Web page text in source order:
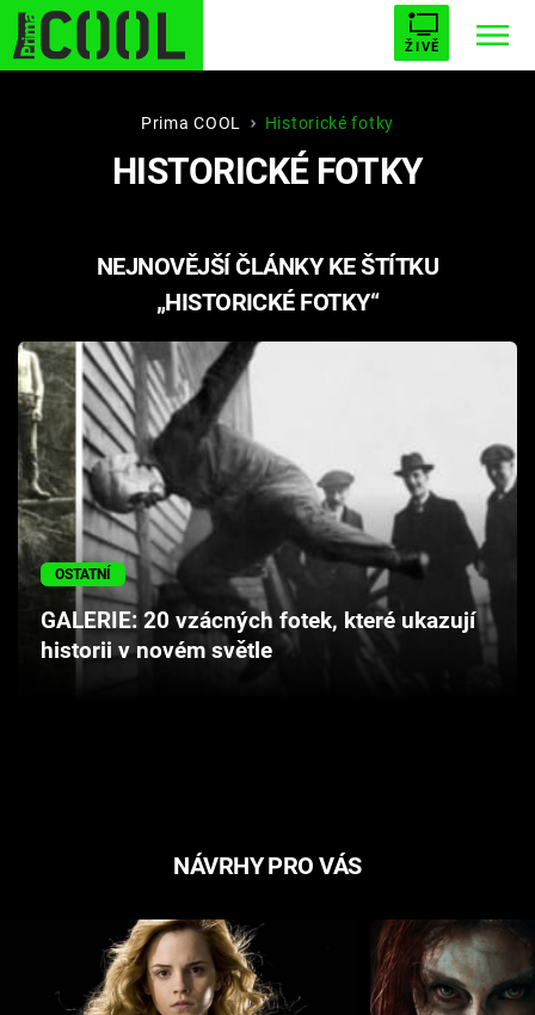
ŽIVĚ
STARHOUSE BUFFY, PŘEMOŽITELKA UPÍRŮ
PLNEJ KOTEL AVENGERS 5
Filmy
Seriály
Hry
Cool Esport
Pořady
Prima COOL Historické fotky
HISTORICKÉ FOTKY
NEJNOVĚJŠÍ ČLÁNKY KE ŠTÍTKU
„HISTORICKÉ FOTKY“
OSTATNÍ
GALERIE: 20 vzácných fotek, které ukazují
historii v novém světle
NÁVRHY PRO VÁS